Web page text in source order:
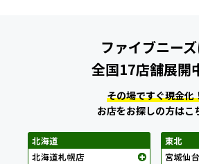
ファイブニー
全国17店舗展開
その場ですぐ現金化
お店をお探しの方はこ